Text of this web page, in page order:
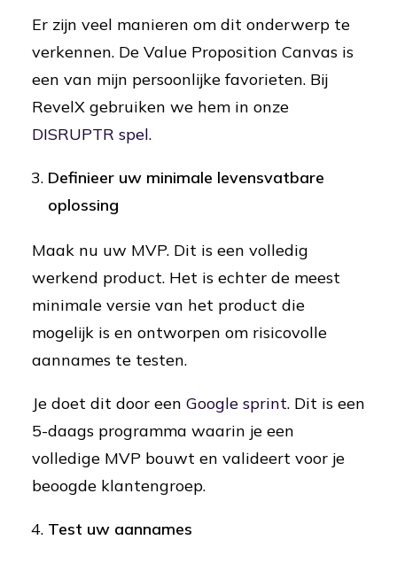
Er zijn veel manieren om dit onderwerp te
verkennen. De Value Proposition Canvas is
een van mijn persoonlijke favorieten. Bij
RevelX gebruiken we hem in onze
DISRUPTR spel.
Definieer uw minimale levensvatbare
oplossing
Maak nu uw MVP. Dit is een volledig
werkend product. Het is echter de meest
minimale versie van het product die
mogelijk is en ontworpen om risicovolle
aannames te testen.
Je doet dit door een Google sprint. Dit is een
5-daags programma waarin je een
volledige MVP bouwt en valideert voor je
beoogde klantengroep.
Test uw aannames